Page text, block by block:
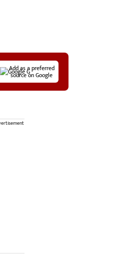
Add as a preferred
source on Google